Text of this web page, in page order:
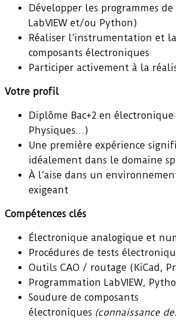
Développer les programmes
LabVIEW et/ou Python)
Réaliser l’instrumentation et
composants électroniques
Participer activement à la
Votre profil
Diplôme Bac+2 en électronique
Physiques…)
Une première expérience
idéalement dans le domaine
À l’aise dans un
exigeant
Compétences clés
Électronique analogique et
Procédures de tests
Outils CAO / routage (KiCad,
Programmation LabVIEW,
Soudure de composants
électroniques (connaissance